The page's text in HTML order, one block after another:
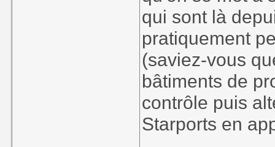
qui sont là
pratiquement
(saviez-vous
bâtiments de
contrôle puis
Starports en